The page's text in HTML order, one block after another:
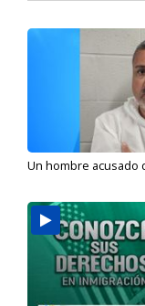
Un hombre acusado